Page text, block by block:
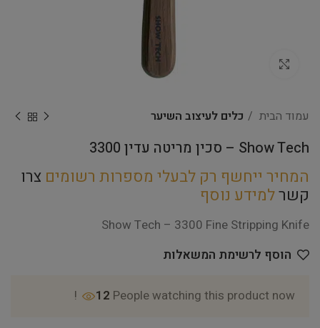
עמוד הבית כלים לעיצוב השיער
Show Tech – סכין מריטה עדין 3300
המחיר ייחשף רק לבעלי מספרות רשומים צרו
קשרלמידע נוסף
Show Tech – 3300 Fine Stripping Knife
הוסף לרשימת המשאלות
12 People watching this product now!